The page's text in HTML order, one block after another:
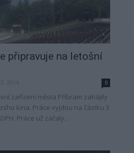
připravuje na letošní
0
zařízení města Příbram zahájily
kina. Práce vyjdou na částku 3
Práce už začaly...